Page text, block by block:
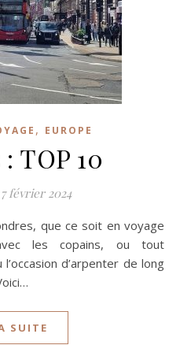
, EUROPE
TOP 10
7 février 2024
les copains, ou tout
d’arpenter de long
SUITE